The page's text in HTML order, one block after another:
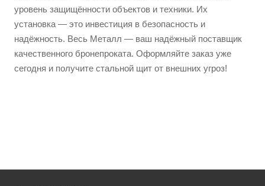
уровень защищённости объектов и техники. Их
установка — это инвестиция в безопасность и
надёжность. Весь Металл — ваш надёжный поставщик
качественного бронепроката. Оформляйте заказ уже
сегодня и получите стальной щит от внешних угроз!